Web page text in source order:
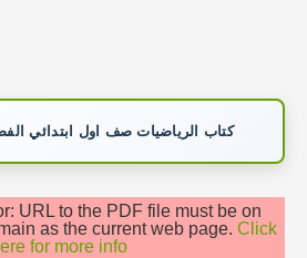
كتاب الرياضيات صف اول ابتدائي
URL to the PDF file must be on
as the current web page. Click
for more info